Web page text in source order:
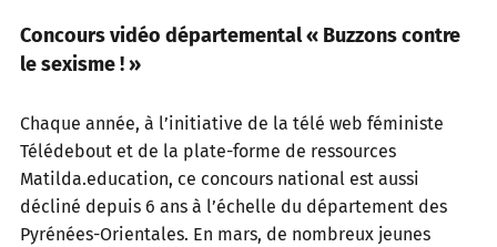
Concours vidéo départemental « Buzzons contre
le sexisme ! »
Chaque année, à l’initiative de la télé web féministe
Télédebout et de la plate-forme de ressources
Matilda.education, ce concours national est aussi
décliné depuis 6 ans à l’échelle du département des
Pyrénées-Orientales. En mars, de nombreux jeunes